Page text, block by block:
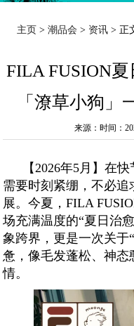
主页 >潮品会 > 资讯 > 正
FILA FUSION
「潦草小狗」
来源：时间：
【2026年5月】在
需要时刻紧绷，不必
展。今夏，FILA
场充满温度的“夏日治
象跨界，更是一次关于
惫，像毛发蓬松、神
情。